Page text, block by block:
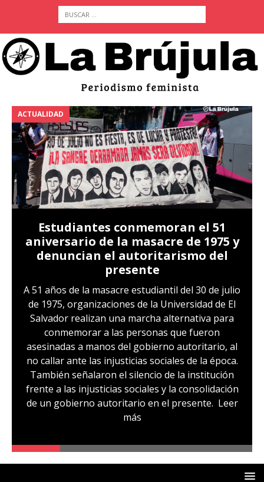
ACTUALIDAD
Estudiantes conmemoran el 51
aniversario de la masacre de 1975 y
denuncian el autoritarismo del
presente
A 51 años de la masacre estudiantil del 30 de julio
de 1975, organizaciones de la Universidad de El
Salvador realizan una marcha alternativa para
conmemorar a las personas que fueron
asesinadas a manos del gobierno autoritario, al
no callar ante las injusticias sociales de la época.
También señalaron el silencio de la institución
frente a las injusticias sociales y la consolidación
de un gobierno autoritario en el presente. Leer
más